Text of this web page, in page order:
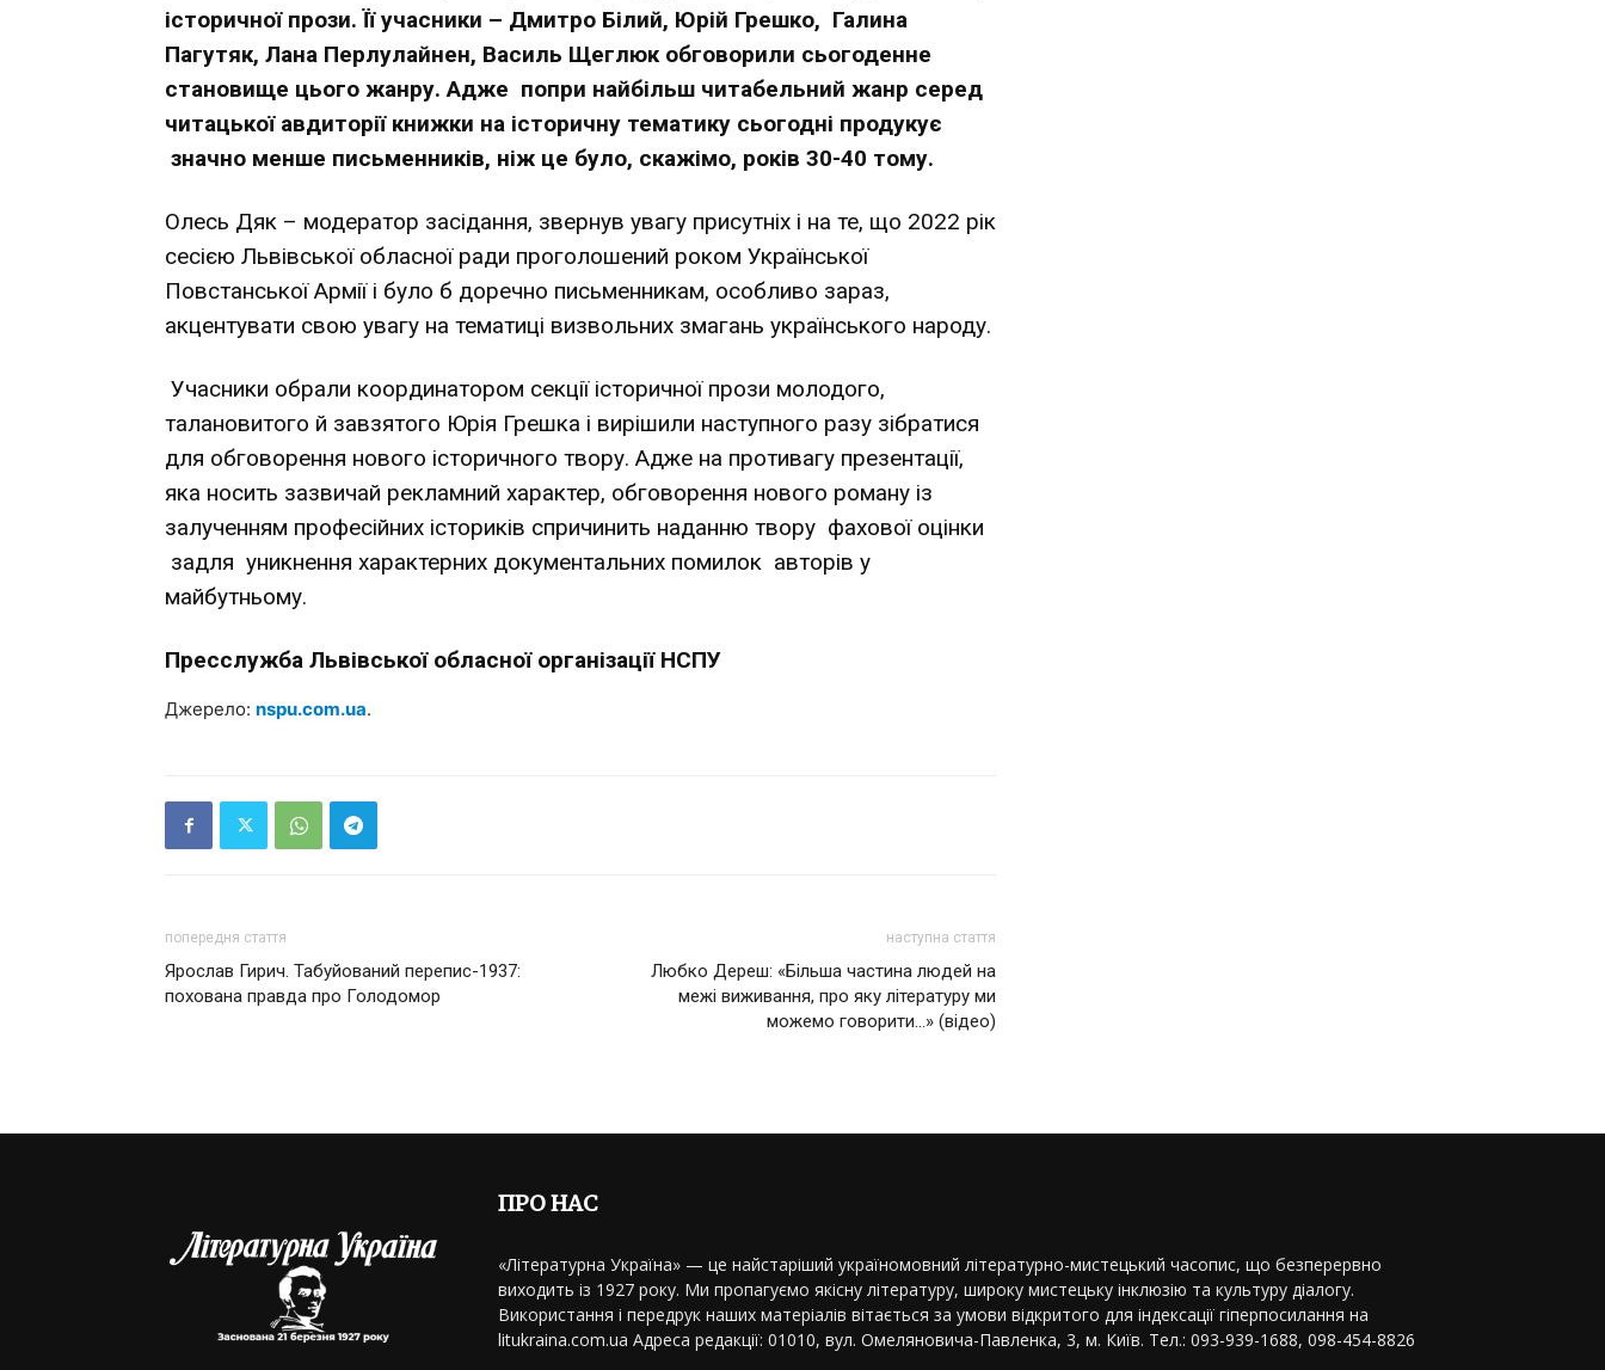
історичної прози. Її учасники – Дмитро Білий, Юрій Грешко, Галина
Пагутяк, Лана Перлулайнен, Василь Щеглюк обговорили сьогоденне
становище цього жанру. Адже попри найбільш читабельний жанр серед
читацької авдиторії книжки на історичну тематику сьогодні продукує
значно менше письменників, ніж це було, скажімо, років 30-40 тому.
Олесь Дяк – модератор засідання, звернув увагу присутніх і на те, що 2022 рік
сесією Львівської обласної ради проголошений роком Української
Повстанської Армії і було б доречно письменникам, особливо зараз,
акцентувати свою увагу на тематиці визвольних змагань українського народу.
Учасники обрали координатором секції історичної прози молодого,
талановитого й завзятого Юрія Грешка і вирішили наступного разу зібратися
для обговорення нового історичного твору. Адже на противагу презентації,
яка носить зазвичай рекламний характер, обговорення нового роману із
залученням професійних істориків спричинить наданню твору фахової оцінки
задля уникнення характерних документальних помилок авторів у
майбутньому.
Пресслужба Львівської обласної організації НСПУ
Джерело: nspu.com.ua.
попередня стаття
Ярослав Гирич. Табуйований перепис-1937:
похована правда про Голодомор
наступна стаття
Любко Дереш: «Більша частина людей на
межі виживання, про яку літературу ми
можемо говорити…» (відео)
ПРО НАС
«Літературна Україна» — це найстаріший україномовний літературно-мистецький часопис, що безперервно
виходить із 1927 року. Ми пропагуємо якісну літературу, широку мистецьку інклюзію та культуру діалогу.
Використання і передрук наших матеріалів вітається за умови відкритого для індексації гіперпосилання на
litukraina.com.ua Адреса редакції: 01010, вул. Омеляновича-Павленка, 3, м. Київ. Тел.: 093-939-1688, 098-454-8826